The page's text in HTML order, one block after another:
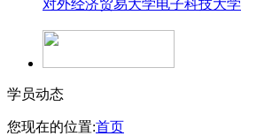
对外经济贸易大学电子科技大学
学员动态
您现在的位置:首页